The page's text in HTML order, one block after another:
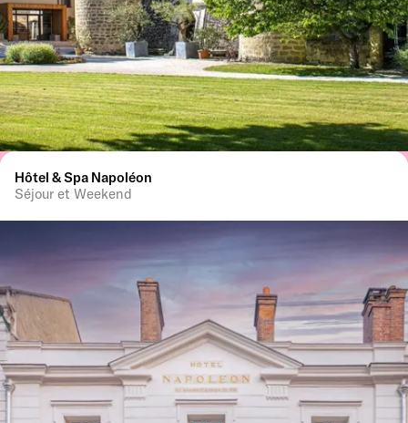
Hôtel & Spa Napoléon
Séjour et Weekend